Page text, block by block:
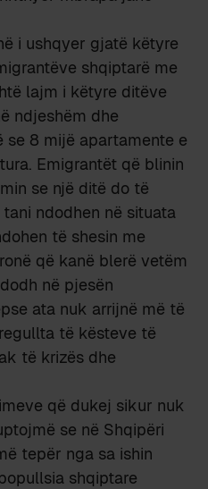
i ushqyer gjatë këtyre
shqiptarë me
lajm i këtyre ditëve
ndjeshëm dhe
se 8 mijë apartamente e
Emigrantët që blinin
se një ditë do të
ndodhen në situata
të shesin me
që kanë blerë vetëm
në pjesën
ata nuk arrijnë më të
të kësteve të
të krizës dhe
që dukej sikur nuk
se në Shqipëri
tepër nga sa ishin
shqiptare